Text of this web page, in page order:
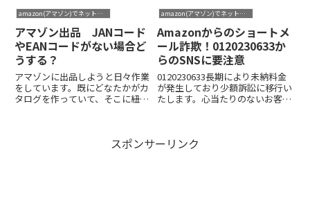
の場合は商品出荷依頼もメールで
確認する必要があるので、アマゾ
ンからのメールには注力しなけれ
ば...
いと出品ができません。アマゾン
セラーアカウントに初めて登録す
る際にも本人確認書類の提出が必
要になりますが、一度アカウント
が...
amazon(アマゾン)でネットショップ
アマゾン出品 JANコード
やEANコードがない場合ど
うする？
アマゾンに出品しようと日々作業
をしています。既にどなたかがカ
タログを作っていて、そこに紐付
合、結構躓くことが多いです＾
amazon(アマゾン)でネットショップ
Amazonからのショートメ
ール詐欺！0120230633か
らのSNSに要注意
0120230633長期により未納料金
が発生しており少額訴訟に移行い
たします。心当たりのないお客様
してしまうのは、このショートメ
スポンサーリンク